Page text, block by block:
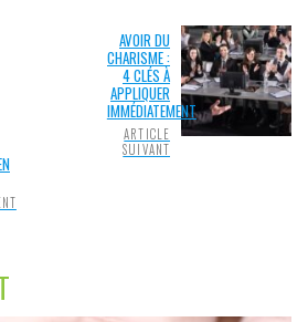
AVOIR DU
CHARISME :
4 CLÉS À
APPLIQUER
IMMÉDIATEMENT
ARTICLE
SUIVANT